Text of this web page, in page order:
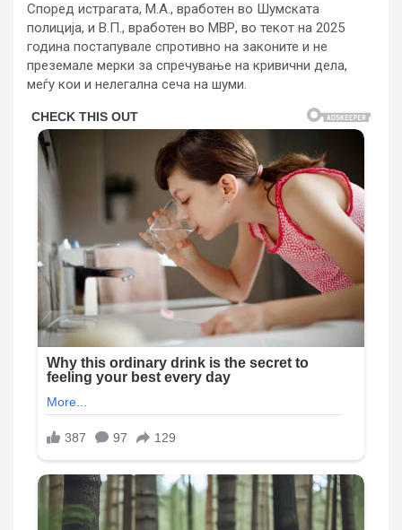
Според истрагата, М.А., вработен во Шумската
полиција, и В.П., вработен во МВР, во текот на 2025
година постапувале спротивно на законите и не
преземале мерки за спречување на кривични дела,
меѓу кои и нелегална сеча на шуми.